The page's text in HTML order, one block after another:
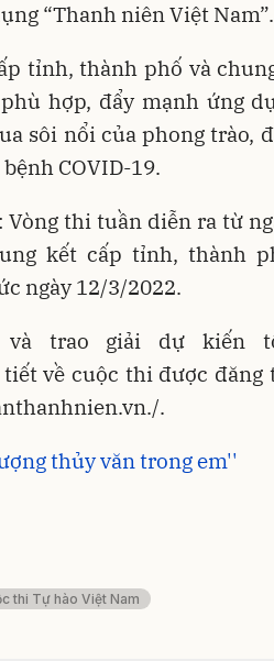
“Thanh niên Việt Nam”.
tỉnh, thành phố và
hợp, đẩy mạnh ứng
sôi nổi của phong trào,
COVID-19.
Vòng thi tuần diễn ra từ
kết cấp tỉnh, thành
ngày 12/3/2022.
và trao giải dự kiến
về cuộc thi được đăng
.
thủy văn trong em''
thi Tự hào Việt Nam